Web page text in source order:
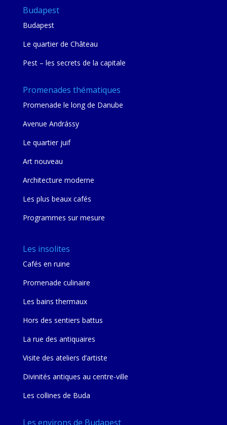
nos visites des prochains jours. Guide
recommandée par tout le groupe! nous
aurions du prévoir une deuxième visite, ce
Budapest
Budapest
Le quartier de Château
Pest – les secrets de la capitale
Promenades thématiques
Promenade le long de Danube
Avenue Andrássy
Le quartier juif
Art nouveau
Architecture moderne
Les plus beaux cafés
Programmes sur mesure
Les insolites
Cafés en ruine
Promenade culinaire
Les bains thermaux
Hors des sentiers battus
La rue des antiquaires
Visite des ateliers d’artiste
Divinités antiques au centre-ville
Les collines de Buda
Les environs de Budapest